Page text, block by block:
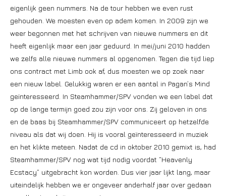
eigenlijk geen nummers. Na de tour hebben we even rust
gehouden. We moesten even op adem komen. In 2009 zijn we
weer begonnen met het schrijven van nieuwe nummers en dit
heeft eigenlijk maar een jaar geduurd. In mei/juni 2010 hadden
we zelfs alle nieuwe nummers al opgenomen. Tegen die tijd liep
ons contract met Limb ook af, dus moesten we op zoek naar
een nieuw label. Gelukkig waren er een aantal in Pagan’s Mind
geïnteresseerd. In Steamhammer/SPV vonden we een label dat
op de lange termijn goed zou zijn voor ons. Zij geloven in ons
en de baas bij Steamhammer/SPV communiceert op hetzelfde
niveau als dat wij doen. Hij is vooral geïnteresseerd in muziek
en het klikte meteen. Nadat de cd in oktober 2010 gemixt is, had
Steamhammer/SPV nog wat tijd nodig voordat “Heavenly
Ecstacy” uitgebracht kon worden. Dus vier jaar lijkt lang, maar
uiteindelijk hebben we er ongeveer anderhalf jaar over gedaan